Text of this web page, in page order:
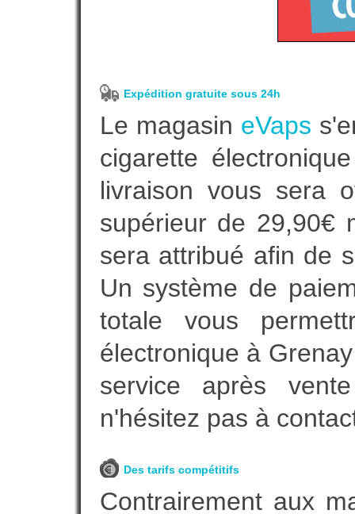
Expédition gratuite sous 24h
Le magasin eVaps
cigarette
livraison vous sera
supérieur de 29,90€
sera attribué afin de
Un système de
totale vous
électronique à
service après
n'hésitez pas à
Des tarifs compétitifs
Contrairement aux